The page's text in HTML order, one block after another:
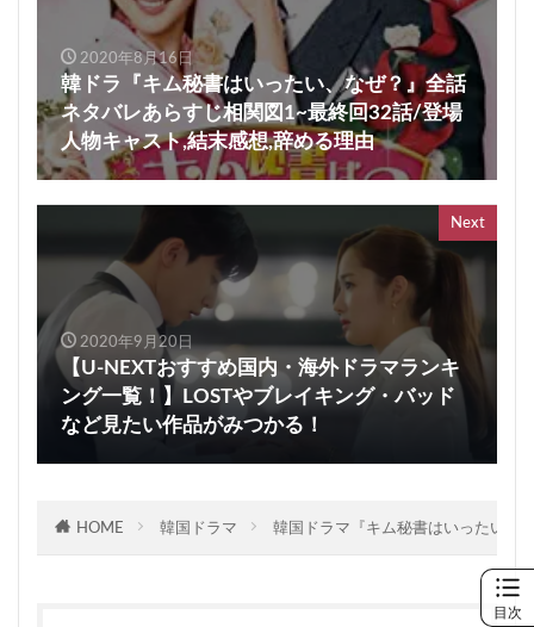
2020年8月16日
韓ドラ『キム秘書はいったい、なぜ？』全話
ネタバレあらすじ相関図1~最終回32話/登場
人物キャスト,結末感想,辞める理由
Next
2020年9月20日
【U-NEXTおすすめ国内・海外ドラマランキ
ング一覧！】LOSTやブレイキング・バッド
など見たい作品がみつかる！
HOME 韓国ドラマ 韓国ドラマ『キム秘書はいったいな
目次